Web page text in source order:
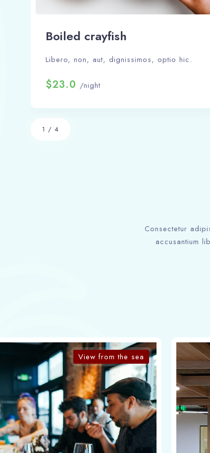
Boiled crayfish
Libero, non, aut, dignissimos, optio hic.
$23.0 /night
1 / 4
Consectetur
accusantium
View from the sea